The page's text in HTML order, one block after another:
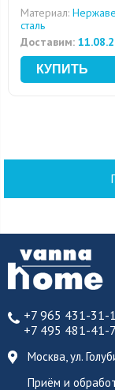
Материал:
сталь
Доставим:
+7 965 431-31-
+7 495 481-41-
Москва, ул.
Приём и